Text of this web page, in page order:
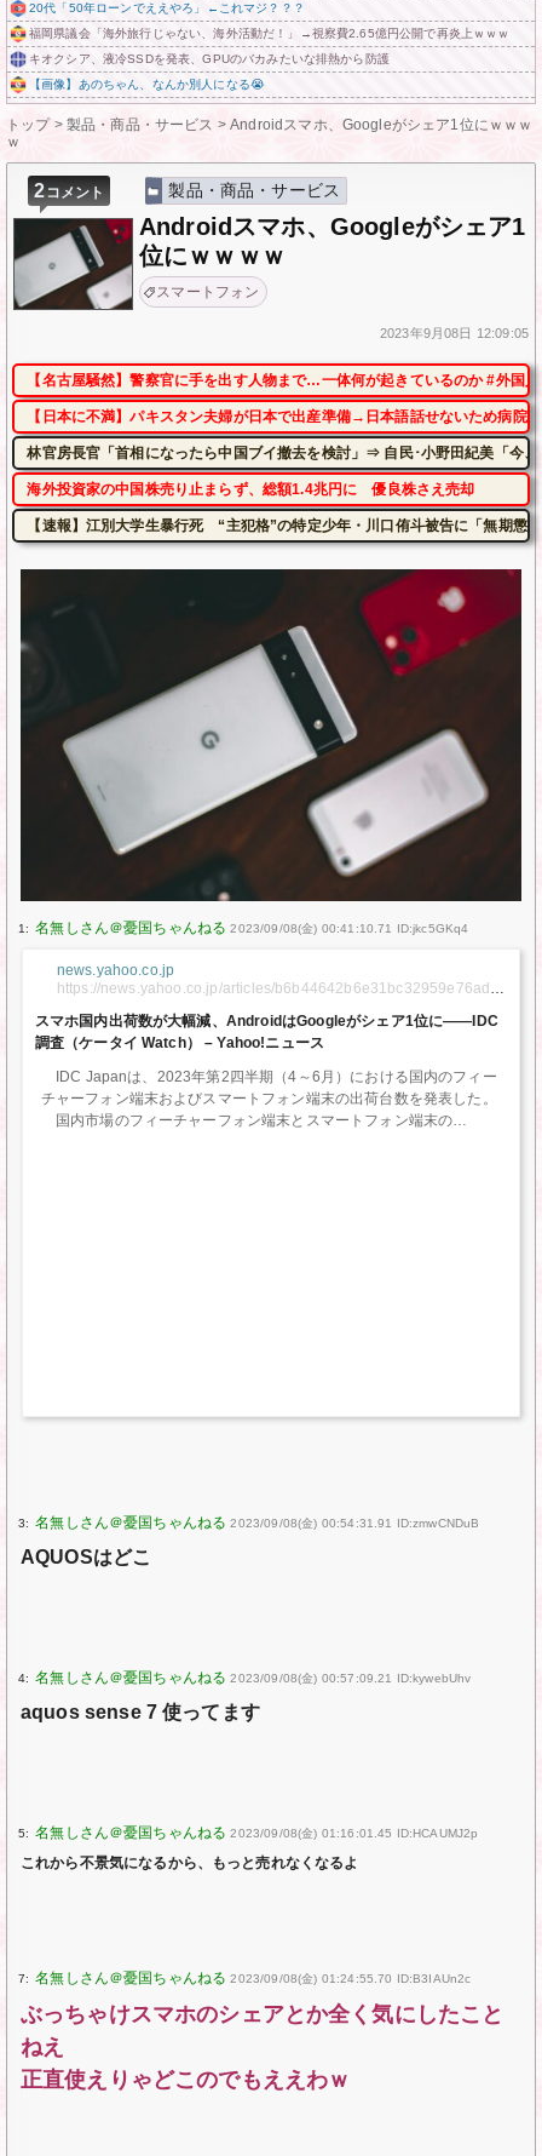
20代「50年ローンでええやろ」←これマジ？？？
福岡県議会「海外旅行じゃない、海外活動だ！」→視察費2.65億円公開で再炎上ｗｗｗ
キオクシア、液冷SSDを発表、GPUのバカみたいな排熱から防護
【画像】あのちゃん、なんか別人になる😭
トップ> 製品・商品・サービス >Androidスマホ、Googleがシェア1位にｗｗｗ
ｗ
2コメント 製品・商品・サービス
Androidスマホ、Googleがシェア1
位にｗｗｗｗ
スマートフォン
2023年9月08日 12:09:05
【名古屋騒然】警察官に手を出す人物まで…一体何が起きているのか #外国
【日本に不満】パキスタン夫婦が日本で出産準備→日本語話せないため病院
林官房長官「首相になったら中国ブイ撤去を検討」⇒ 自民･小野田紀美「今
海外投資家の中国株売り止まらず、総額1.4兆円に 優良株さえ売却
【速報】江別大学生暴行死 “主犯格”の特定少年・川口侑斗被告に「無期
1: 2023/09/08(金) 00:41:10.71 ID:jkc5GKq4
news.yahoo.co.jp
https://news.yahoo.co.jp/articles/b6b44642b6e31bc32959e76ad9
スマホ国内出荷数が大幅減、AndroidはGoogleがシェア1位に――IDC
調査（ケータイ Watch） – Yahoo!ニュース
IDC Japanは、2023年第2四半期（4～6月）における国内のフィー
チャーフォン端末およびスマートフォン端末の出荷台数を発表した。
国内市場のフィーチャーフォン端末とスマートフォン端末の
3: 2023/09/08(金) 00:54:31.91 ID:zmwCNDuB
AQUOSはどこ
4: 2023/09/08(金) 00:57:09.21 ID:kywebUhv
aquos sense 7 使ってます
5: 2023/09/08(金) 01:16:01.45 ID:HCAUMJ2p
これから不景気になるから、もっと売れなくなるよ
7: 2023/09/08(金) 01:24:55.70 ID:B3IAUn2c
ぶっちゃけスマホのシェアとか全く気にしたこと
ねえ
正直使えりゃどこのでもええわｗ